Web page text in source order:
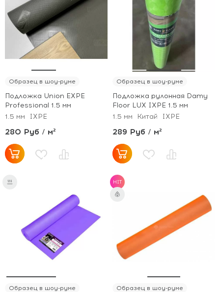
Образец в шоу-руме
Подложка Union EXPE
Professional 1.5 мм
1.5 мм
IXPE
280 Руб / м²
Образец в шоу-руме
Подложка рулонная Damy
Floor LUX IXPE 1.5 мм
1.5 мм
Китай IXPE
289 Руб / м²
Образец в шоу-руме
HIT
Образец в шоу-руме